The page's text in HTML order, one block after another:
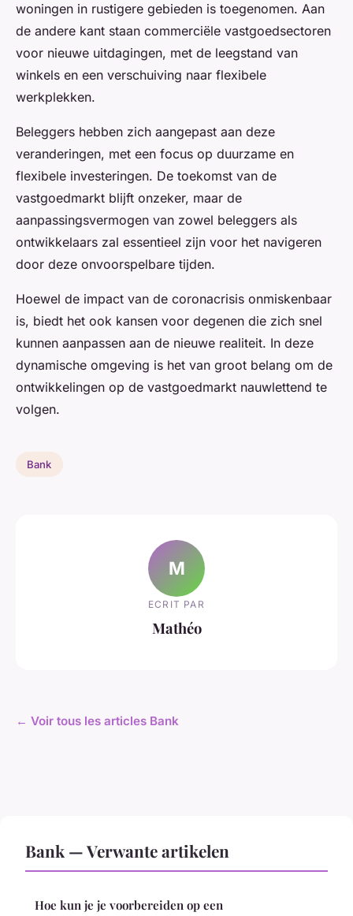
woningen in rustigere gebieden is toegenomen. Aan
de andere kant staan commerciële vastgoedsectoren
voor nieuwe uitdagingen, met de leegstand van
winkels en een verschuiving naar flexibele
werkplekken.
Beleggers hebben zich aangepast aan deze
veranderingen, met een focus op duurzame en
flexibele investeringen. De toekomst van de
vastgoedmarkt blijft onzeker, maar de
aanpassingsvermogen van zowel beleggers als
ontwikkelaars zal essentieel zijn voor het navigeren
door deze onvoorspelbare tijden.
Hoewel de impact van de coronacrisis onmiskenbaar
is, biedt het ook kansen voor degenen die zich snel
kunnen aanpassen aan de nieuwe realiteit. In deze
dynamische omgeving is het van groot belang om de
ontwikkelingen op de vastgoedmarkt nauwlettend te
volgen.
Bank
M
ECRIT PAR
Mathéo
← Voir tous les articles Bank
Bank — Verwante artikelen
Hoe kun je je voorbereiden op een